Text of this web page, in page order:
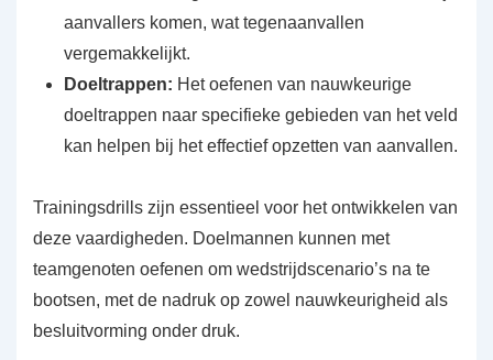
aanvallers komen, wat tegenaanvallen
vergemakkelijkt.
Doeltrappen: Het oefenen van nauwkeurige
doeltrappen naar specifieke gebieden van het veld
kan helpen bij het effectief opzetten van aanvallen.
Trainingsdrills zijn essentieel voor het ontwikkelen van
deze vaardigheden. Doelmannen kunnen met
teamgenoten oefenen om wedstrijdscenario’s na te
bootsen, met de nadruk op zowel nauwkeurigheid als
besluitvorming onder druk.